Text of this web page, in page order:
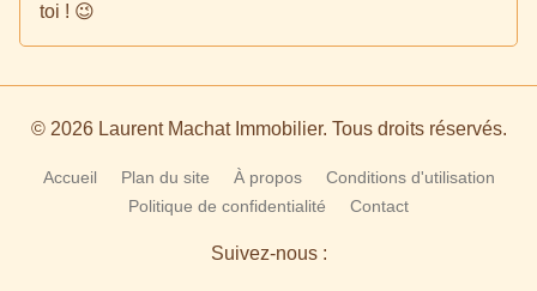
toi ! 😉
© 2026 Laurent Machat Immobilier. Tous droits réservés.
Accueil Plan du site À propos
Conditions d'utilisation
Politique de confidentialité
Contact
Suivez-nous :